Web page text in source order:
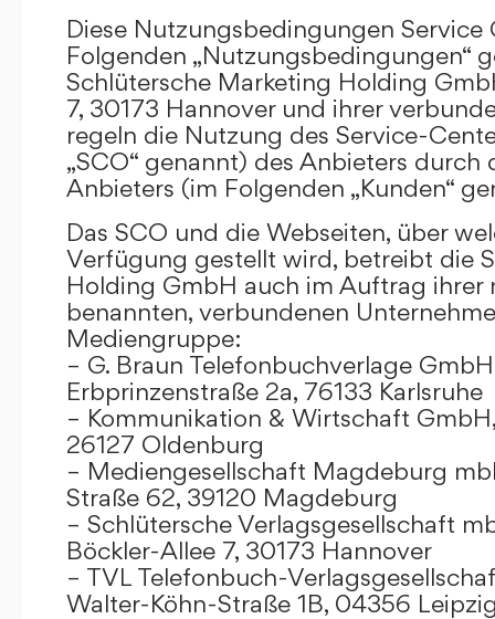
Diese Nutzungsbedingungen Service
Folgenden „Nutzungsbedingungen“
Schlütersche Marketing Holding
7, 30173 Hannover und ihrer
regeln die Nutzung des Service-
„SCO“ genannt) des Anbieters durch
Anbieters (im Folgenden „Kunden“
Das SCO und die Webseiten, über
Verfügung gestellt wird, betreibt die
Holding GmbH auch im Auftrag ihrer
benannten, verbundenen
Mediengruppe:
– G. Braun Telefonbuchverlage GmbH
Erbprinzenstraße 2a, 76133 Karlsruhe
– Kommunikation & Wirtschaft
26127 Oldenburg
– Mediengesellschaft Magdeburg
Straße 62, 39120 Magdeburg
– Schlütersche Verlagsgesellschaft
Böckler-Allee 7, 30173 Hannover
– TVL Telefonbuch-
Walter-Köhn-Straße 1B, 04356